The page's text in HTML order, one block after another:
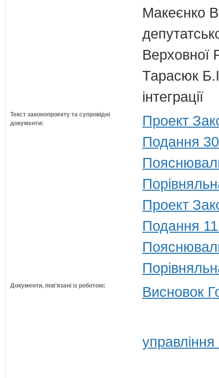
Макеєнко
Верховної
Тарасюк
інтеграції
Текст законопроекту та супровідні
документи:
Проект
Подання
Проект
Подання
Документи, пов'язані із роботою: Висновок